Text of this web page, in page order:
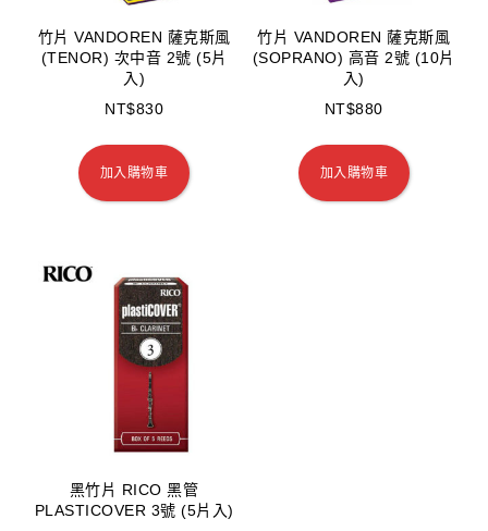
竹片 VANDOREN 薩克斯風
(TENOR) 次中音 2號 (5片
入)
NT$830
加入購物車
竹片 VANDOREN 薩克斯風
(SOPRANO) 高音 2號 (10片
入)
NT$880
加入購物車
黑竹片 RICO 黑管
PLASTICOVER 3號 (5片入)